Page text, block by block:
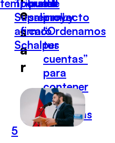
temporales
Tribunal
Supremo"
afirmó
Schalper
puede
salir muy
caro
del
proyecto
“Ordenamos
tus
cuentas”
para
contener
alzas
eléctricas
5
e
s
a
r